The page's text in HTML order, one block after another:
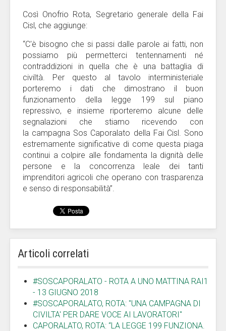
Così Onofrio Rota, Segretario generale della Fai
Cisl, che aggiunge:
“C'è bisogno che si passi dalle parole ai fatti, non
possiamo più permetterci tentennamenti né
contraddizioni in quella che è una battaglia di
civiltà. Per questo al tavolo interministeriale
porteremo i dati che dimostrano il buon
funzionamento della legge 199 sul piano
repressivo, e insieme riporteremo alcune delle
segnalazioni che stiamo ricevendo con
la campagna Sos Caporalato della Fai Cisl. Sono
estremamente significative di come questa piaga
continui a colpire alle fondamenta la dignità delle
persone e la concorrenza leale dei tanti
imprenditori agricoli che operano con trasparenza
e senso di responsabilità”.
Articoli correlati
#SOSCAPORALATO - ROTA A UNO MATTINA RAI1
- 13 GIUGNO 2018
#SOSCAPORALATO, ROTA: "UNA CAMPAGNA DI
CIVILTA' PER DARE VOCE AI LAVORATORI"
CAPORALATO, ROTA: “LA LEGGE 199 FUNZIONA.